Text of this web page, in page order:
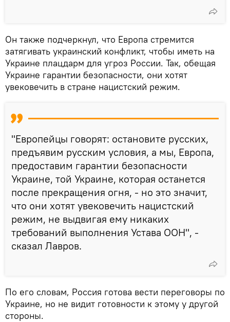
Он также подчеркнул, что Европа стремится
затягивать украинский конфликт, чтобы иметь на
Украине плацдарм для угроз России. Так, обещая
Украине гарантии безопасности, они хотят
увековечить в стране нацистский режим.
"Европейцы говорят: остановите русских,
предъявим русским условия, а мы, Европа,
предоставим гарантии безопасности
Украине, той Украине, которая останется
после прекращения огня, - но это значит,
что они хотят увековечить нацистский
режим, не выдвигая ему никаких
требований выполнения Устава ООН", -
сказал Лавров.
По его словам, Россия готова вести переговоры по
Украине, но не видит готовности к этому у другой
стороны.